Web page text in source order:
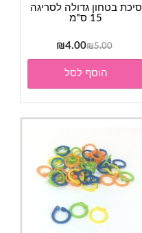
סיכת בטחון גדולה לסריגה
15 ס"מ
₪5.00
המחיר
המקורי
היה:
₪5.00.
₪4.00
המחיר
הנוכחי
₪4.00.
הוסף לסל